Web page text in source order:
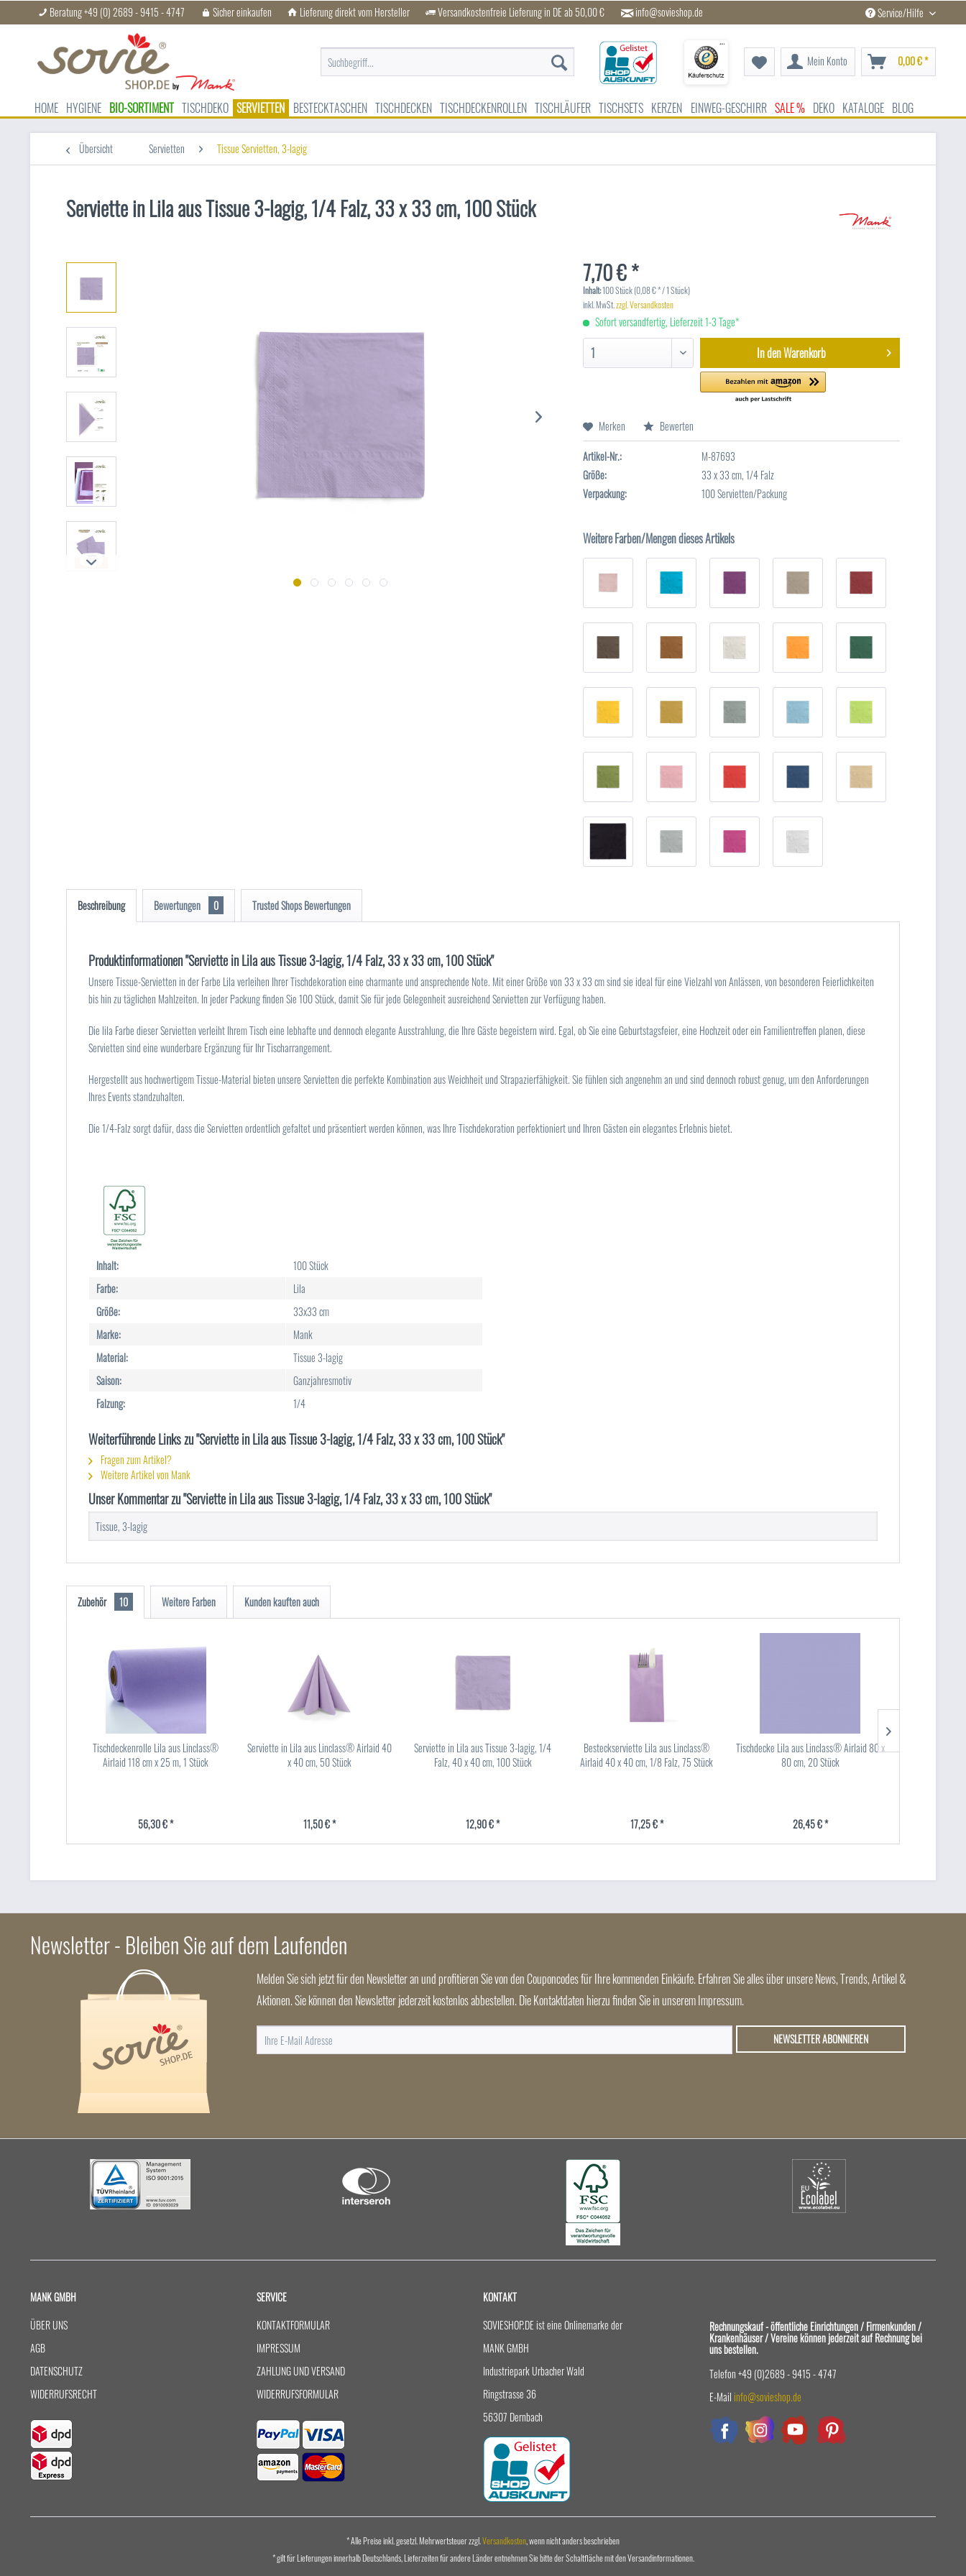
Beratung +49 (0) 2689 - 9415 - 4747 Sicher einkaufen Lieferung direkt vom Hersteller Versandkostenfreie Lieferung in DE ab 50,00 € info@sovieshop.de Service/Hilfe
Mein Konto 0,00 € *
HOME HYGIENE BIO-SORTIMENT TISCHDEKO SERVIETTEN BESTECKTASCHEN TISCHDECKEN TISCHDECKENROLLEN TISCHLÄUFER TISCHSETS KERZEN EINWEG-GESCHIRR SALE % DEKO KATALOGE BLOG
Übersicht Servietten Tissue Servietten, 3-lagig
Serviette in Lila aus Tissue 3-lagig, 1/4 Falz, 33 x 33 cm, 100 Stück
7,70 € *
Inhalt:100 Stück (0,08 € * / 1 Stück)
inkl. MwSt.zzgl. Versandkosten
Sofort versandfertig, Lieferzeit 1-3 Tage*
In denWarenkorb
Merken
Bewerten
Artikel-Nr.:
M-87693
Größe:
33 x 33 cm, 1/4 Falz
Verpackung:
100 Servietten/Packung
Weitere Farben/Mengen dieses Artikels
Beschreibung Bewertungen 0 Trusted Shops Bewertungen
Produktinformationen "Serviette in Lila aus Tissue 3-lagig, 1/4 Falz, 33 x 33 cm, 100 Stück"
Unsere Tissue-Servietten in der Farbe Lila verleihen Ihrer Tischdekoration eine charmante und ansprechende Note. Mit einer Größe von 33 x 33 cm sind sie ideal für eine Vielzahl von Anlässen, von besonderen Feierlichkeiten
bis hin zu täglichen Mahlzeiten. In jeder Packung finden Sie 100 Stück, damit Sie für jede Gelegenheit ausreichend Servietten zur Verfügung haben.
Die lila Farbe dieser Servietten verleiht Ihrem Tisch eine lebhafte und dennoch elegante Ausstrahlung, die Ihre Gäste begeistern wird. Egal, ob Sie eine Geburtstagsfeier, eine Hochzeit oder ein Familientreffen planen, diese
Servietten sind eine wunderbare Ergänzung für Ihr Tischarrangement.
Hergestellt aus hochwertigem Tissue-Material bieten unsere Servietten die perfekte Kombination aus Weichheit und Strapazierfähigkeit. Sie fühlen sich angenehm an und sind dennoch robust genug, um den Anforderungen
Ihres Events standzuhalten.
Die 1/4-Falz sorgt dafür, dass die Servietten ordentlich gefaltet und präsentiert werden können, was Ihre Tischdekoration perfektioniert und Ihren Gästen ein elegantes Erlebnis bietet.
Inhalt:
100 Stück
Farbe:
Lila
Größe:
33x33 cm
Marke:
Mank
Material:
Tissue 3-lagig
Saison:
Ganzjahresmotiv
Falzung:
1/4
Weiterführende Links zu "Serviette in Lila aus Tissue 3-lagig, 1/4 Falz, 33 x 33 cm, 100 Stück"
Fragen zum Artikel?
Weitere Artikel von Mank
Unser Kommentar zu "Serviette in Lila aus Tissue 3-lagig, 1/4 Falz, 33 x 33 cm, 100 Stück"
Tissue, 3-lagig
Zubehör 10 Weitere Farben Kunden kauften auch
Tischdeckenrolle Lila aus Linclass®
Airlaid 118 cm x 25 m, 1 Stück
56,30 € *
Serviette in Lila aus Linclass® Airlaid 40
x 40 cm, 50 Stück
11,50 € *
Serviette in Lila aus Tissue 3-lagig, 1/4
Falz, 40 x 40 cm, 100 Stück
12,90 € *
Besteckserviette Lila aus Linclass®
Airlaid 40 x 40 cm, 1/8 Falz, 75 Stück
17,25 € *
Tischdecke Lila aus Linclass® Airlaid 80 x
80 cm, 20 Stück
26,45 € *
Newsletter - Bleiben Sie auf dem Laufenden
Melden Sie sich jetzt für den Newsletter an und profitieren Sie von den Couponcodes für Ihre kommenden Einkäufe. Erfahren Sie alles über unsere News, Trends, Artikel &
Aktionen. Sie können den Newsletter jederzeit kostenlos abbestellen. Die Kontaktdaten hierzu finden Sie in unserem Impressum.
NEWSLETTER ABONNIEREN
MANK GMBH
ÜBER UNS
AGB
DATENSCHUTZ
WIDERRUFSRECHT
SERVICE
KONTAKTFORMULAR
IMPRESSUM
ZAHLUNG UND VERSAND
WIDERRUFSFORMULAR
KONTAKT
SOVIESHOP.DE ist eine Onlinemarke der
MANK GMBH
Industriepark Urbacher Wald
Ringstrasse 36
56307 Dernbach
Rechnungskauf - öffentliche Einrichtungen / Firmenkunden /
Krankenhäuser / Vereine können jederzeit auf Rechnung bei
uns bestellen.
Telefon +49 (0)2689 - 9415 - 4747
E-Mail info@sovieshop.de
* Alle Preise inkl. gesetzl. Mehrwertsteuer zzgl.Versandkosten, wenn nicht anders beschrieben
* gilt für Lieferungen innerhalb Deutschlands, Lieferzeiten für andere Länder entnehmen Sie bitte der Schaltfläche mit den Versandinformationen.